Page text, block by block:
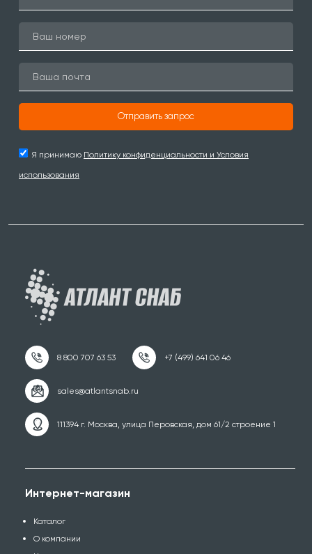
Отправить запрос
Я принимаю Политику конфиденциальности и Условия
использования
111394 г. Москва, улица Перовская, дом 61/2 строение 1
Интернет-магазин
Каталог
О компании